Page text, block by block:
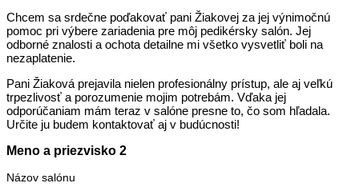
Chcem sa srdečne poďakovať pani Žiakovej za jej výnimočnú
pomoc pri výbere zariadenia pre môj pedikérsky salón. Jej
odborné znalosti a ochota detailne mi všetko vysvetliť boli na
nezaplatenie.
Pani Žiaková prejavila nielen profesionálny prístup, ale aj veľkú
trpezlivosť a porozumenie mojim potrebám. Vďaka jej
odporúčaniam mám teraz v salóne presne to, čo som hľadala.
Určite ju budem kontaktovať aj v budúcnosti!
Meno a priezvisko 2
Názov salónu